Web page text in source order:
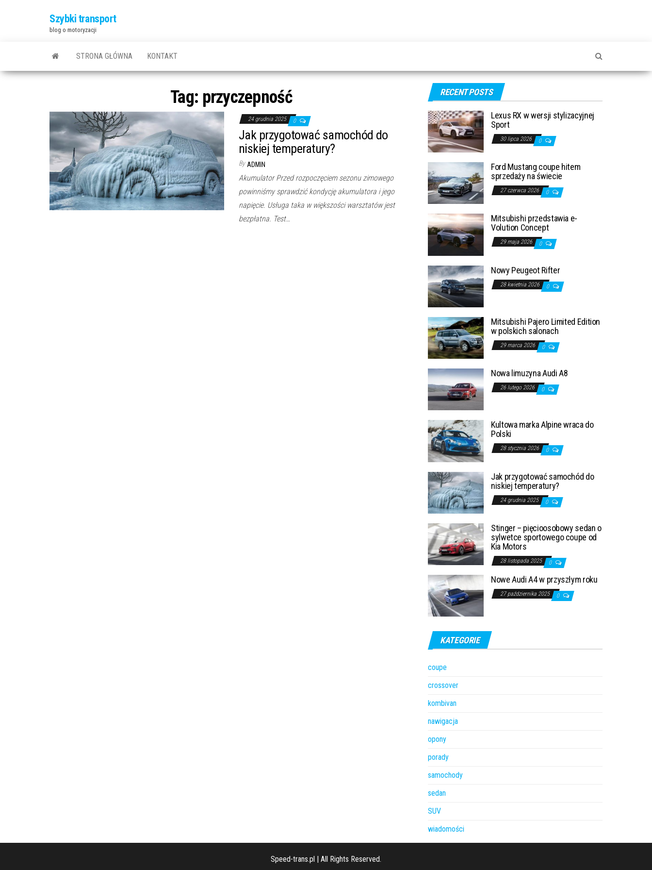
Szybki transport
blog o motoryzacji
STRONA GŁÓWNA KONTAKT
Tag: przyczepność
24 grudnia 2025 0
Jak przygotować samochód do
niskiej temperatury?
By ADMIN
Akumulator Przed rozpoczęciem sezonu zimowego
powinniśmy sprawdzić kondycję akumulatora i jego
napięcie. Usługa taka w większości warsztatów jest
bezpłatna. Test…
RECENT POSTS
Lexus RX w wersji stylizacyjnej
Sport
30 lipca 2026 0
Ford Mustang coupe hitem
sprzedaży na świecie
27 czerwca 2026 0
Mitsubishi przedstawia e-
Volution Concept
29 maja 2026 0
Nowy Peugeot Rifter
28 kwietnia 2026 0
Mitsubishi Pajero Limited Edition
w polskich salonach
29 marca 2026 0
Nowa limuzyna Audi A8
26 lutego 2026 0
Kultowa marka Alpine wraca do
Polski
28 stycznia 2026 0
Jak przygotować samochód do
niskiej temperatury?
24 grudnia 2025 0
Stinger – pięcioosobowy sedan o
sylwetce sportowego coupe od
Kia Motors
28 listopada 2025 0
Nowe Audi A4 w przyszłym roku
27 października 2025 0
KATEGORIE
coupe
crossover
kombivan
nawigacja
opony
porady
samochody
sedan
SUV
wiadomości
Speed-trans.pl All Rights Reserved.